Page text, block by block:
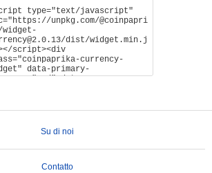
Su di noi
Contatto